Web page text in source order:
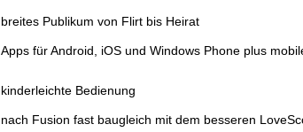
breites Publikum von Flirt bis Heirat
Apps für Android, iOS und Windows Phone plus
kinderleichte Bedienung
nach Fusion fast baugleich mit dem besseren